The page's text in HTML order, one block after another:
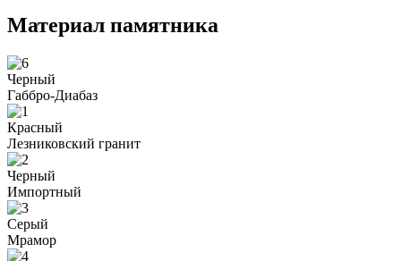
Материал памятника
Черный
Габбро-Диабаз
Красный
Лезниковский гранит
Черный
Импортный
Серый
Мрамор